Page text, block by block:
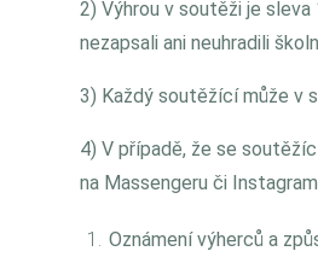
2) Výhrou v soutěži je
nezapsali ani neuhradili
3) Každý soutěžící může v
4) V případě, že se
na Massengeru či
Oznámení výherců a